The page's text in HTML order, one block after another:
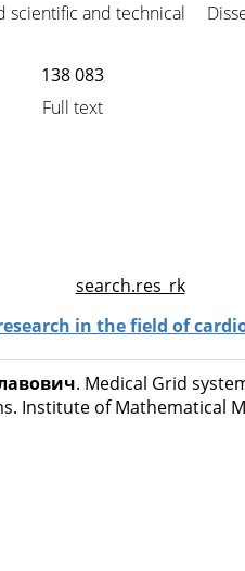
scientific and technical
138 083
Full text
search.res_rk
in the field of
. Medical Grid
Institute of Mathematical